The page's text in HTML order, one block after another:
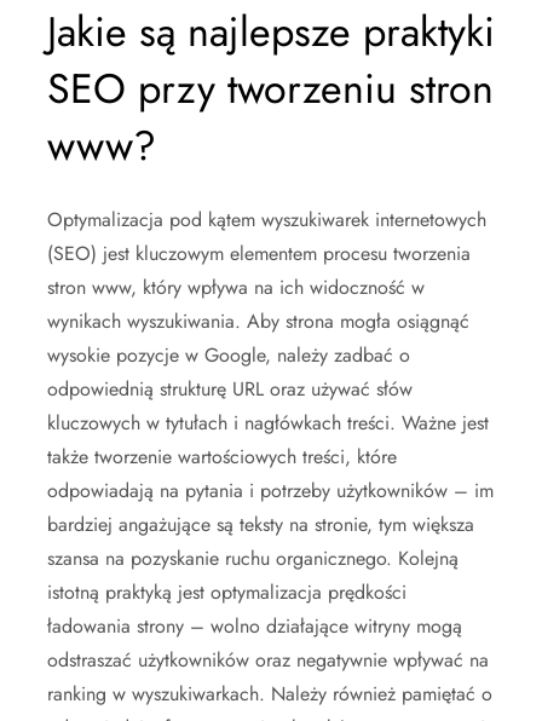
Jakie są najlepsze praktyki
SEO przy tworzeniu stron
www?
Optymalizacja pod kątem wyszukiwarek internetowych
(SEO) jest kluczowym elementem procesu tworzenia
stron www, który wpływa na ich widoczność w
wynikach wyszukiwania. Aby strona mogła osiągnąć
wysokie pozycje w Google, należy zadbać o
odpowiednią strukturę URL oraz używać słów
kluczowych w tytułach i nagłówkach treści. Ważne jest
także tworzenie wartościowych treści, które
odpowiadają na pytania i potrzeby użytkowników – im
bardziej angażujące są teksty na stronie, tym większa
szansa na pozyskanie ruchu organicznego. Kolejną
istotną praktyką jest optymalizacja prędkości
ładowania strony – wolno działające witryny mogą
odstraszać użytkowników oraz negatywnie wpływać na
ranking w wyszukiwarkach. Należy również pamiętać o